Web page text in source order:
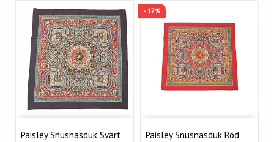
Paisley Snusnäsduk Svart
- 17%
Paisley Snusnäsduk Röd